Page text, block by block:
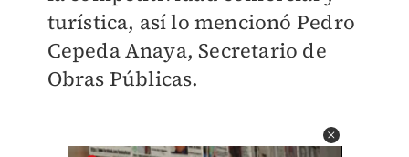
turística, así lo mencionó Pedro
Cepeda Anaya, Secretario de
Obras Públicas.